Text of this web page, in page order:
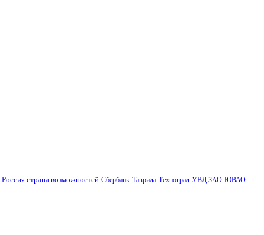
Россия страна возможностей Сбербанк Таврида Техноград УВД ЗАО ЮВАО